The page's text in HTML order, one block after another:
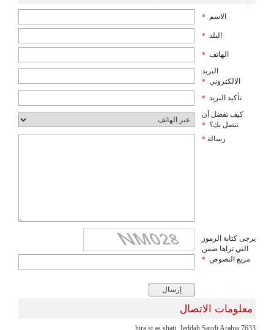
الاسم *
البلد *
الهاتف *
البريد
الالكتروني *
تأكيد البريد *
كيف تفضل أن
نتصل بك؟ *
رسالة *
يرجى كتابة الرموز
التي تراها ضمن
مربع النصوص *
معلومات الاتصال
7633 hira st as shati, Jeddah Saudi Arabia